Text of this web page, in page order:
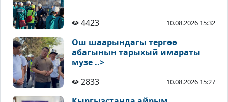
4423 10.08.2026 15:32
Ош шаарындагы тергөө
абагынын тарыхый имараты
музе ..>
2833
10.08.2026 15:27